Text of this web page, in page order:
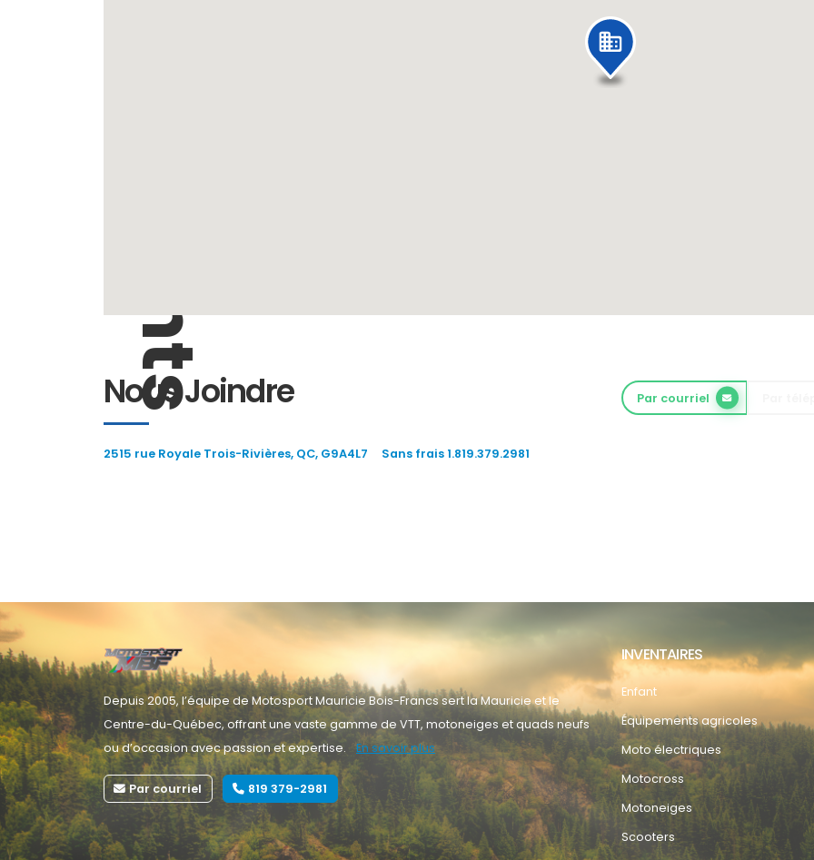
Nous Joindre
2515 rue Royale Trois-Rivières, QC, G9A4L7 Sans frais 1.819.379.2981
Par courriel
Depuis 2005, l’équipe de Motosport Mauricie Bois-Francs sert la Mauricie et le
Centre-du-Québec, offrant une vaste gamme de VTT, motoneiges et quads neufs
ou d’occasion avec passion et expertise.
En savoir plus
Par courriel 819 379-2981
INVENTAIRES
Enfant
Équipements agricoles
Moto électriques
Motocross
Motoneiges
Scooters